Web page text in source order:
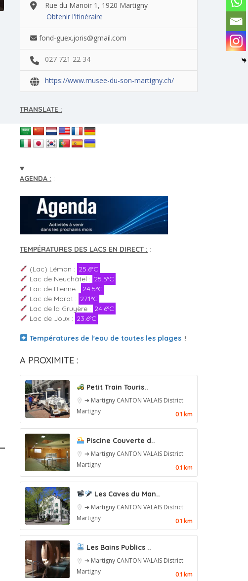
Rue du Manoir 1, 1920 Martigny
Obtenir l'itinéraire
fond-guex.joris@gmail.com
027 721 22 34
https://www.musee-du-son-martigny.ch/
TRANSLATE :
AGENDA : :
TEMPÉRATURES DES LACS EN DIRECT : :
(Lac) Léman : 25.6°C
Lac de Neuchâtel : 25.5°C
Lac de Bienne : 24.5°C
Lac de Morat : 27.1°C
Lac de la Gruyère : 24.6°C
Lac de Joux : 23.6°C
Températures de l'eau de toutes les plages!!!
A PROXIMITE :
Petit Train Touris..
➔ Martigny CANTON VALAIS District
Martigny
0.1 km
Piscine Couverte d..
➔ Martigny CANTON VALAIS District
Martigny
0.1 km
Les Caves du Man..
➔ Martigny CANTON VALAIS District
Martigny
0.1 km
Les Bains Publics ..
➔ Martigny CANTON VALAIS District
Martigny
0.1 km